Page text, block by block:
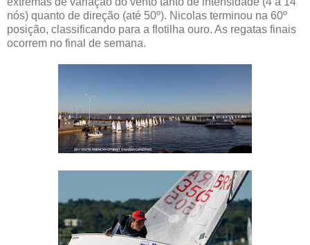
nós) quanto de direção (até 50º). Nicolas terminou na 60º
posição, classificando para a flotilha ouro. As regatas finais
ocorrem no final de semana.